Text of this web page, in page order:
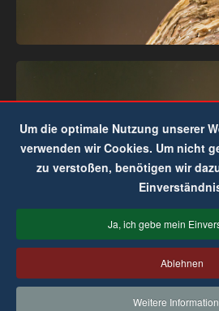
Um die optimale Nutzung unserer
verwenden wir Cookies. Um nicht
zu verstoßen, benötigen wir
Ja, ich gebe mein
Ablehnen
Weitere